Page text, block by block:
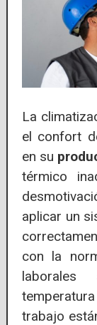
La
el confort
en su
térmico
aplicar un
con la
laborales
trabajo